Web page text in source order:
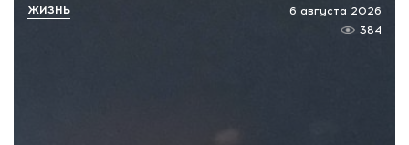
6 августа 2026
384
ЖИЗНЬ